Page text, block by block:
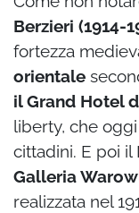
Berzieri (1914-
fortezza
orientale
il Grand Hotel
liberty, che
cittadini. E poi il
Galleria
realizzata nel